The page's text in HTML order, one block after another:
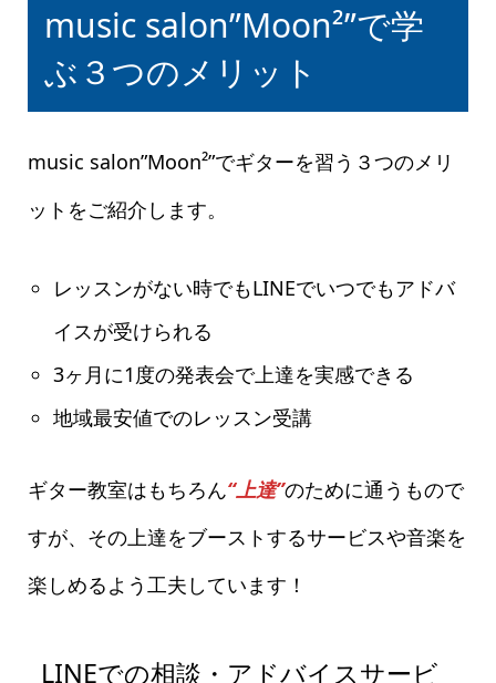
music salon”Moon²”で学
ぶ３つのメリット
music salon”Moon²”でギターを習う３つのメリ
ットをご紹介します。
レッスンがない時でもLINEでいつでもアドバ
イスが受けられる
3ヶ月に1度の発表会で上達を実感できる
地域最安値でのレッスン受講
ギター教室はもちろん“上達”のために通うもので
すが、その上達をブーストするサービスや音楽を
楽しめるよう工夫しています！
LINEでの相談・アドバイスサービ